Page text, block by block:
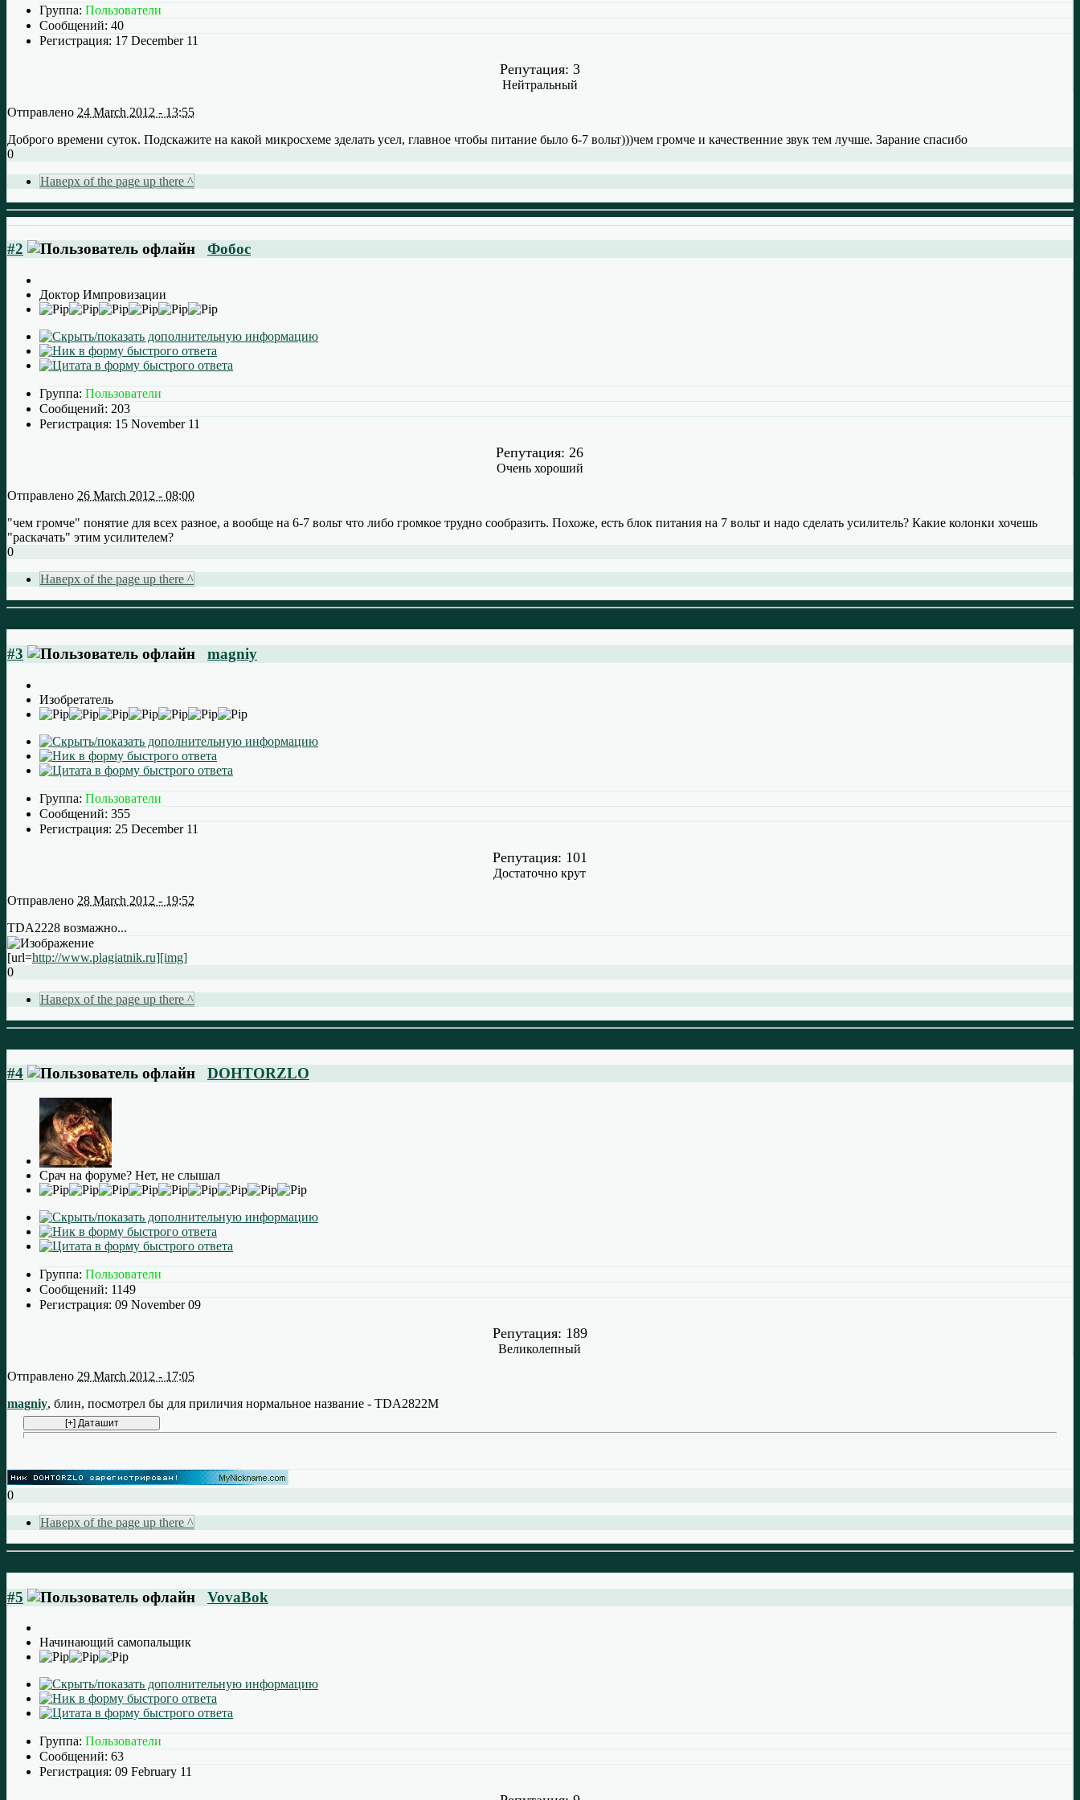
Группа: Пользователи
Сообщений: 40
Регистрация: 17 December 11
Репутация: 3
Нейтральный
Отправлено 24 March 2012 - 13:55
Доброго времени суток. Подскажите на какой микросхеме зделать усел, главное чтобы питание было 6-7 вольт)))чем громче и качественние звук тем лучше. Зарание спасибо
0
Наверх of the page up there ^
#2 Фобос
Доктор Импровизации
Группа: Пользователи
Сообщений: 203
Регистрация: 15 November 11
Репутация: 26
Очень хороший
Отправлено 26 March 2012 - 08:00
"чем громче" понятие для всех разное, а вообще на 6-7 вольт что либо громкое трудно сообразить. Похоже, есть блок питания на 7 вольт и надо сделать усилитель? Какие колонки хочешь
"раскачать" этим усилителем?
0
Наверх of the page up there ^
#3 magniy
Изобретатель
Группа: Пользователи
Сообщений: 355
Регистрация: 25 December 11
Репутация: 101
Достаточно крут
Отправлено 28 March 2012 - 19:52
TDA2228 возмажно...
[url=http://www.plagiatnik.ru][img]
0
Наверх of the page up there ^
#4 DOHTORZLO
Срач на форуме? Нет, не слышал
Группа: Пользователи
Сообщений: 1149
Регистрация: 09 November 09
Репутация: 189
Великолепный
Отправлено 29 March 2012 - 17:05
magniy, блин, посмотрел бы для приличия нормальное название - TDA2822M
0
Наверх of the page up there ^
#5 VovaBok
Начинающий самопальщик
Группа: Пользователи
Сообщений: 63
Регистрация: 09 February 11